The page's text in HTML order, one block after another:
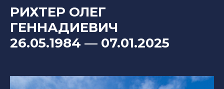
РИХТЕР ОЛЕГ
ГЕННАДИЕВИЧ
26.05.1984 — 07.01.2025